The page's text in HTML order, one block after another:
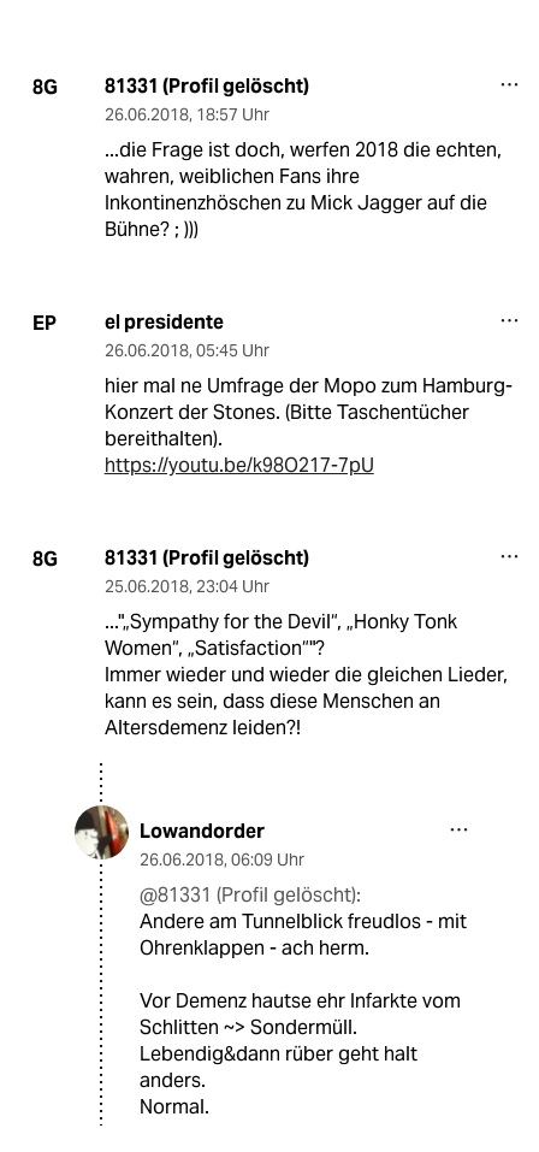
8G 81331 (Profil gelöscht)
26.06.2018, 18:57 Uhr
...die Frage ist doch, werfen 2018 die echten,
wahren, weiblichen Fans ihre
Inkontinenzhöschen zu Mick Jagger auf die
Bühne? ; )))
EP el presidente
26.06.2018, 05:45 Uhr
hier mal ne Umfrage der Mopo zum Hamburg-
Konzert der Stones. (Bitte Taschentücher
bereithalten).
https://youtu.be/k98O217-7pU
8G 81331 (Profil gelöscht)
25.06.2018, 23:04 Uhr
..."„Sympathy for the Devil“, „Honky Tonk
Women“, „Satisfaction“"?
Immer wieder und wieder die gleichen Lieder,
kann es sein, dass diese Menschen an
Altersdemenz leiden?!
Lowandorder
26.06.2018, 06:09 Uhr
@81331 (Profil gelöscht):
Andere am Tunnelblick freudlos - mit
Ohrenklappen - ach herm.
Vor Demenz hautse ehr Infarkte vom
Schlitten ~> Sondermüll.
Lebendig&dann rüber geht halt
anders.
Normal.